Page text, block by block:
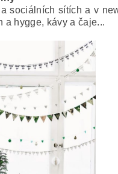
sociálních sítích a v
a hygge, kávy a čaje...